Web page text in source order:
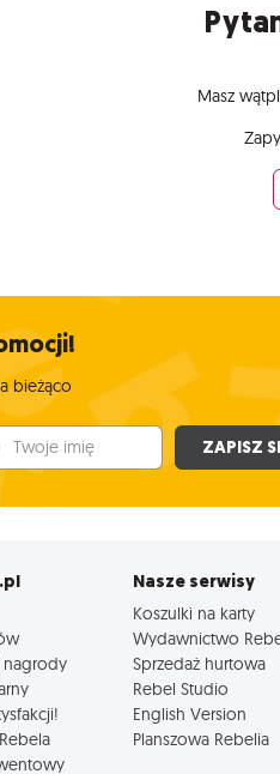
Masz
bieżąco
imię ZAPISZ
nagrody
Nasze serwisy
Koszulki na karty
Wydawnictwo
Sprzedaż hurtowa
Rebel Studio
English Version
Planszowa Rebelia